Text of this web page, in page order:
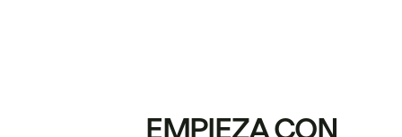
EMPIEZA CON